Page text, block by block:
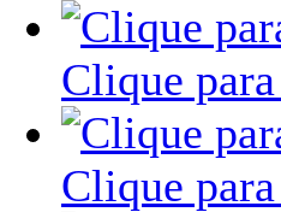
Clique
Clique